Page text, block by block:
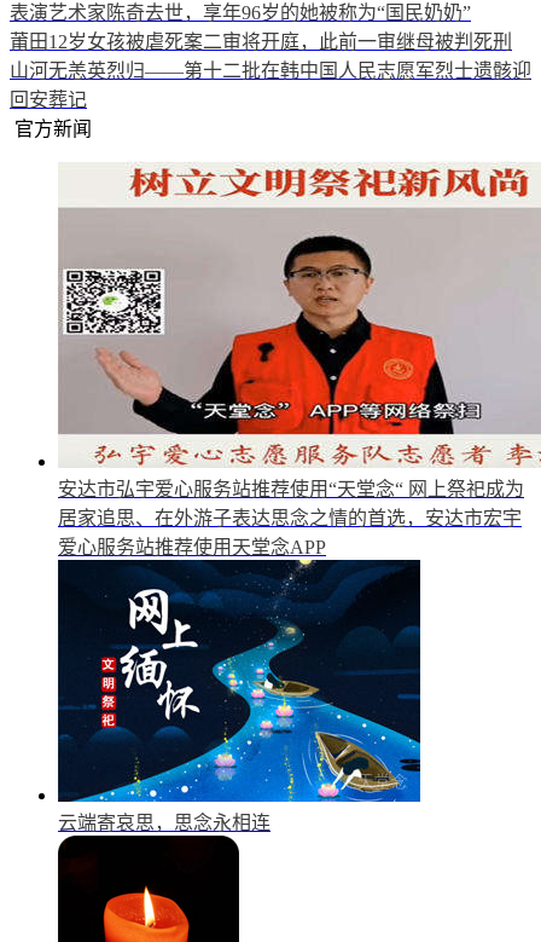
表演艺术家陈奇去世，享年96岁的她被称为“国民奶奶”
莆田12岁女孩被虐死案二审将开庭，此前一审继母被判死刑
山河无恙英烈归——第十二批在韩中国人民志愿军烈士遗骸迎
回安葬记
官方新闻
安达市弘宇爱心服务站推荐使用“天堂念“ 网上祭祀成为
居家追思、在外游子表达思念之情的首选，安达市宏宇
爱心服务站推荐使用天堂念APP
云端寄哀思，思念永相连